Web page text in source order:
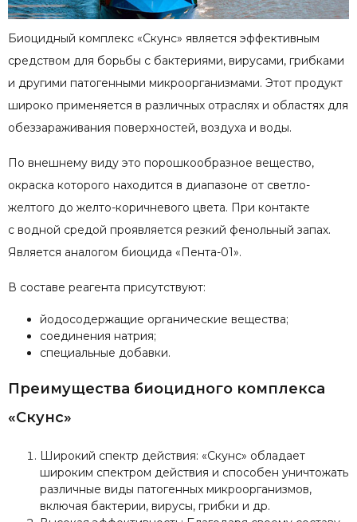
Биоцидный комплекс «Скунс» является эффективным
средством для борьбы с бактериями, вирусами, грибками
и другими патогенными микроорганизмами. Этот продукт
широко применяется в различных отраслях и областях для
обеззараживания поверхностей, воздуха и воды.
По внешнему виду это порошкообразное вещество,
окраска которого находится в диапазоне от светло-
желтого до желто-коричневого цвета. При контакте
с водной средой проявляется резкий фенольный запах.
Является аналогом биоцида «Пента-01».
В составе реагента присутствуют:
йодосодержащие органические вещества;
соединения натрия;
специальные добавки.
Преимущества биоцидного комплекса
«Скунс»
Широкий спектр действия: «Скунс» обладает
широким спектром действия и способен уничтожать
различные виды патогенных микроорганизмов,
включая бактерии, вирусы, грибки и др.